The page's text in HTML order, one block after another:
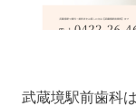
武蔵境駅前歯科